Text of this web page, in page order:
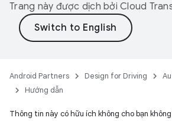
Trang này được dịch bởi Cloud
Android Partners Design for Driving
Hướng dẫn
Thông tin này có hữu ích không cho bạn